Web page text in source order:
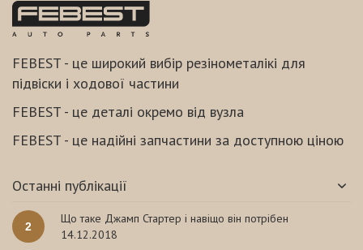
FEBEST - це широкий вибір резінометалікі для
підвіски і ходової частини
FEBEST - це деталі окремо від вузла
FEBEST - це надійні запчастини за доступною ціною
Останні публікації
2
Що таке Джамп Стартер і навіщо він потрібен
14.12.2018